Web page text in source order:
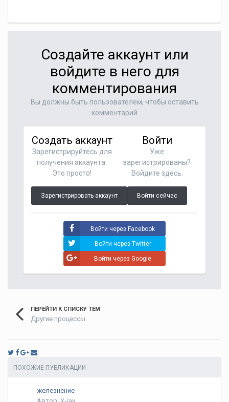
Создайте аккаунт или
войдите в него для
комментирования
Вы должны быть пользователем, чтобы оставить
комментарий
Создать аккаунт
Зарегистрируйтесь для
получения аккаунта.
Это просто!
Зарегистрировать аккаунт
Войти
Уже
зарегистрированы?
Войдите здесь.
Войти сейчас
Войти через Facebook
Войти через Twitter
Войти через Google
ПЕРЕЙТИ К СПИСКУ ТЕМ
Другие процессы
ПОХОЖИЕ ПУБЛИКАЦИИ
железнение